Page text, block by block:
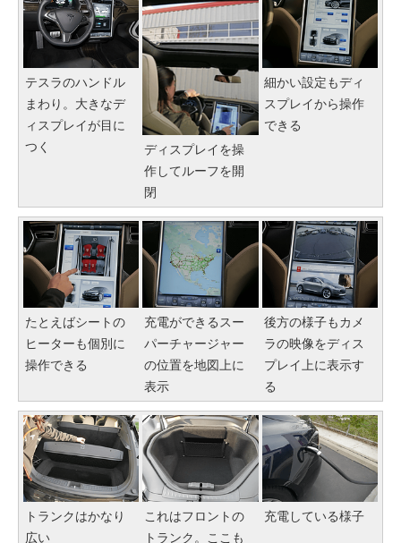
テスラのハンドル
まわり。大きなデ
ィスプレイが目に
つく
ディスプレイを操
作してルーフを開
閉
細かい設定もディ
スプレイから操作
できる
たとえばシートの
ヒーターも個別に
操作できる
充電ができるスー
パーチャージャー
の位置を地図上に
表示
後方の様子もカメ
ラの映像をディス
プレイ上に表示す
る
トランクはかなり
広い
これはフロントの
トランク。ここも
充電している様子